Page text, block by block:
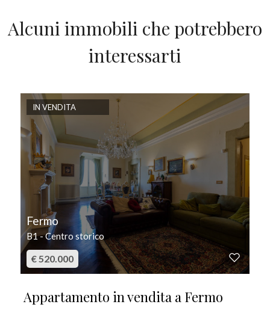
Alcuni immobili che potrebbero
interessarti
IN VENDITA
Fermo
B1 - Centro storico
€ 520.000
Appartamento in vendita a Fermo